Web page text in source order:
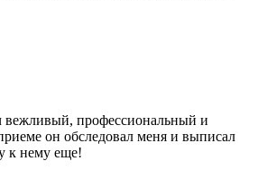
вежливый, профессиональный и
он обследовал меня и выписал
к нему еще!